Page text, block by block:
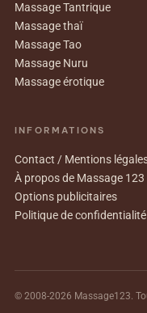
Massage Tantrique
Massage thaï
Massage Tao
Massage Nuru
Massage érotique
INFORMATIONS
Contact / Mentions
À propos de Massage 123
Options publicitaires
Politique de confidentialité
© 2008-2026 Massage123.